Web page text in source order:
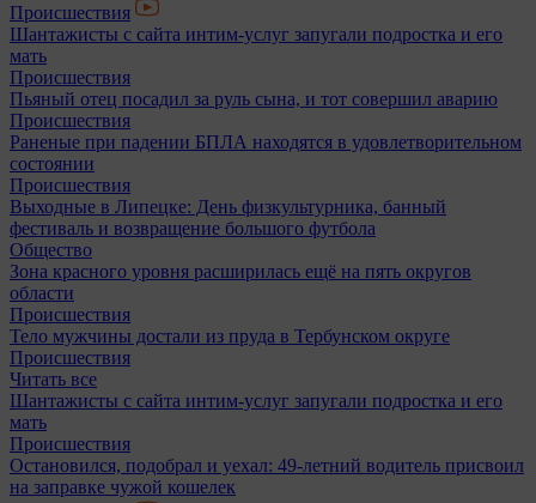
Происшествия
Шантажисты с сайта интим-услуг запугали подростка и его
мать
Происшествия
Пьяный отец посадил за руль сына, и тот совершил аварию
Происшествия
Раненые при падении БПЛА находятся в удовлетворительном
состоянии
Происшествия
Выходные в Липецке: День физкультурника, банный
фестиваль и возвращение большого футбола
Общество
Зона красного уровня расширилась ещё на пять округов
области
Происшествия
Тело мужчины достали из пруда в Тербунском округе
Происшествия
Читать все
Шантажисты с сайта интим-услуг запугали подростка и его
мать
Происшествия
Остановился, подобрал и уехал: 49-летний водитель присвоил
на заправке чужой кошелек